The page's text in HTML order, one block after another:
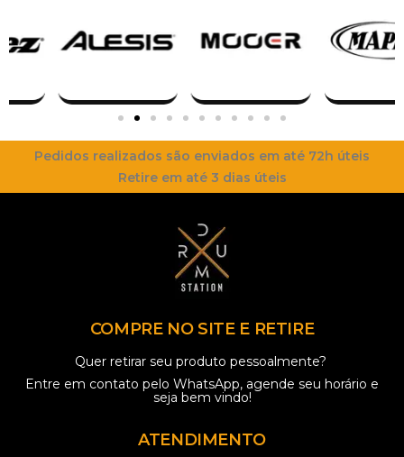
Pedidos realizados são enviados em até 72h úteis
Retire em até 3 dias úteis
COMPRE NO SITE E RETIRE
Quer retirar seu produto pessoalmente?
Entre em contato pelo WhatsApp, agende seu horário e
seja bem vindo!
ATENDIMENTO